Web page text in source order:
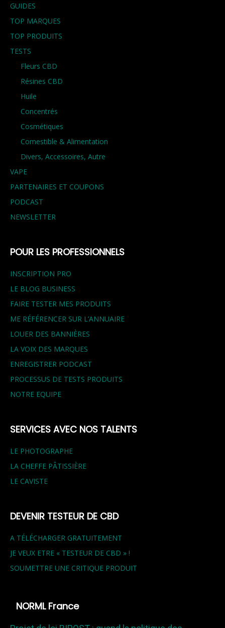
GUIDES
TOP MARQUES
TOP PRODUITS
TESTS
Fleurs CBD
Résines CBD
Huile
Concentrés
Cosmétiques
Comestible & Alimentation
Divers, Accessoires, Autre
VAPE
PARTENAIRES ET COUPONS
PODCAST
NEWSLETTER
POUR LES PROFESSIONNELS
INSCRIPTION PRO
LE BLOG BUSINESS
FAIRE TESTER MES PRODUITS
ME RÉFÉRENCER SUR L’ANNUAIRE
LOUER DES BANNIÈRES
LA VOIX DES MARQUES
ENREGISTRER PODCAST
PROCESSUS DE TESTS PRODUITS
NOTRE EQUIPE
SERVICES AVEC NOS TALENTS
LE PHOTOGRAPHE
LA CHEFFE PÂTISSIÈRE
LE CAVISTE
DEVENIR TESTEUR DE CBD
A TÉLÉCHARGER GRATUITEMENT
JE VEUX ETRE « TESTEUR DE CBD » !
SOUMETTRE UNE CRITIQUE PRODUIT
NORML France